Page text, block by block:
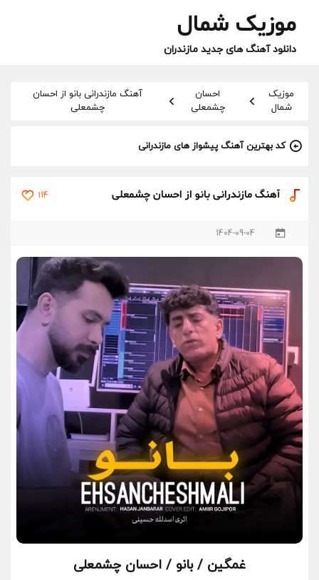
موزیک شمال
دانلود آهنگ های جدید مازندران
موزیک
شمال
احسان
چشمعلی
آهنگ مازندرانی بانو از احسان
چشمعلی
کد بهترین آهنگ پیشواز های مازندرانی
آهنگ مازندرانی بانو از احسان چشمعلی 114
1404-09-04
غمگین / بانو / احسان چشمعلی